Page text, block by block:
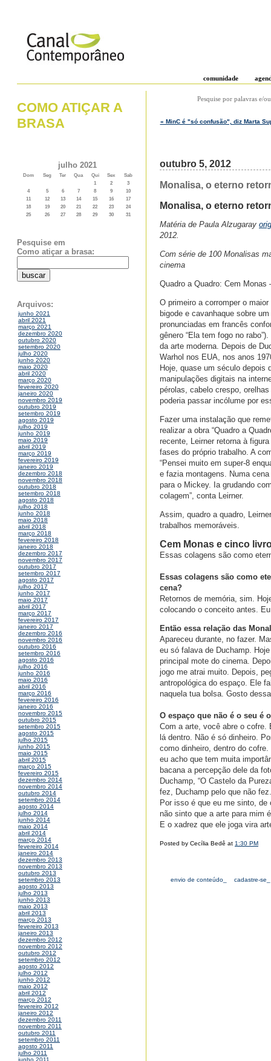
comunidade
COMO ATIÇAR A
BRASA
julho 2021
Dom Seg Ter Qua Qui Sex
Sab
1
2
3
4
5 6 7 8 9
10
11
12 13 14 15 16
17
18
19 20 21 22 23
24
25
26 27 28 29 30 31
Pesquise em
Como atiçar a brasa:
Arquivos:
junho 2021
abril 2021
março 2021
dezembro 2020
outubro 2020
setembro 2020
julho 2020
junho 2020
maio 2020
abril 2020
março 2020
fevereiro 2020
janeiro 2020
novembro 2019
outubro 2019
setembro 2019
agosto 2019
julho 2019
junho 2019
maio 2019
abril 2019
março 2019
fevereiro 2019
janeiro 2019
dezembro 2018
novembro 2018
outubro 2018
setembro 2018
agosto 2018
julho 2018
junho 2018
maio 2018
abril 2018
março 2018
fevereiro 2018
janeiro 2018
dezembro 2017
novembro 2017
outubro 2017
setembro 2017
agosto 2017
julho 2017
junho 2017
maio 2017
abril 2017
março 2017
fevereiro 2017
janeiro 2017
dezembro 2016
novembro 2016
outubro 2016
setembro 2016
agosto 2016
julho 2016
junho 2016
maio 2016
abril 2016
março 2016
fevereiro 2016
janeiro 2016
novembro 2015
outubro 2015
setembro 2015
agosto 2015
julho 2015
junho 2015
maio 2015
abril 2015
março 2015
fevereiro 2015
dezembro 2014
novembro 2014
outubro 2014
setembro 2014
agosto 2014
julho 2014
junho 2014
maio 2014
abril 2014
março 2014
fevereiro 2014
janeiro 2014
dezembro 2013
novembro 2013
outubro 2013
setembro 2013
agosto 2013
julho 2013
junho 2013
maio 2013
abril 2013
março 2013
fevereiro 2013
janeiro 2013
dezembro 2012
novembro 2012
outubro 2012
setembro 2012
agosto 2012
julho 2012
junho 2012
maio 2012
abril 2012
março 2012
fevereiro 2012
janeiro 2012
dezembro 2011
novembro 2011
outubro 2011
setembro 2011
agosto 2011
julho 2011
Pesquise por palavras e/
« MinC é "só confusão", diz Marta
outubro 5, 2012
Monalisa, o eterno
Monalisa, o eterno
Matéria de Paula Alzugaray
2012.
Com série de 100 Monalisas
cinema
Quadro a Quadro: Cem
O primeiro a corromper o
bigode e cavanhaque sobre
pronunciadas em francês
gênero “Ela tem fogo no
da arte moderna. Depois de
Warhol nos EUA, nos anos
Hoje, quase um século depois
manipulações digitais na
pérolas, cabelo crespo,
poderia passar incólume por
Fazer uma instalação que
realizar a obra “Quadro a
recente, Leirner retorna à
fases do próprio trabalho. A
“Pensei muito em super-8
e fazia montagens. Numa
para o Mickey. Ia grudando
colagem”, conta Leirner.
Assim, quadro a quadro,
trabalhos memoráveis.
Cem Monas e cinco
Essas colagens são como
Essas colagens são como
cena?
Retornos de memória, sim.
colocando o conceito antes.
Então essa relação das
Apareceu durante, no fazer.
eu só falava de Duchamp.
principal mote do cinema.
jogo me atrai muito. Depois,
antropológica do espaço. Ele
naquela tua bolsa. Gosto
O espaço que não é o seu é
Com a arte, você abre o cofre.
lá dentro. Não é só dinheiro.
como dinheiro, dentro do
eu acho que tem muita
bacana a percepção dele da
Duchamp, “O Castelo da
fez, Duchamp pelo que não
Por isso é que eu me sinto,
não sinto que a arte para mim
E o xadrez que ele joga vira
Posted by Cecília Bedê at 1:30 PM
envio de conteúdo_ cadastre-se_